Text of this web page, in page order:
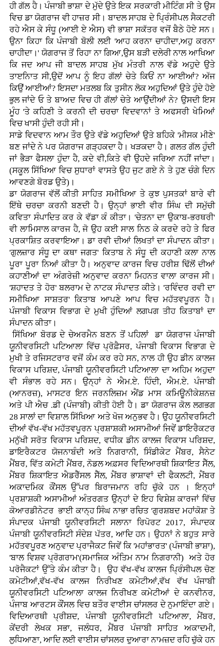
ਹੀ ਗੱਲ ਹੈ। ਪੰਜਾਬੀ ਭਾਸ਼ਾ ਦੇ ਮੁੱਦੇ ਉਤੇ ਇਕ ਸਰਕਾਰੀ ਮੀਟਿੰਗ ਸੀ ਤੇ ਉਸ
ਵਿਚ ਡਾ ਯੋਗਰਾਜ ਵੀ ਹਾਜ਼ਰ ਸੀ। ਬਾਦਲ ਸਾਹਬ ਦੇ ਪ੍ਰਿੰਸੀਪਲ ਸੈਕਟਰੀ
ਰਹੇ ਐਸ ਕੇ ਸੰਧੂ (ਆਈ ਏ ਐਸ) ਵੀ ਭਾਸ਼ਾ ਸਕੱਤਰ ਵਜੋਂ ਬੈਠੇ ਹੋਏ ਸਨ।
ਉਨਾ ਕਿਹਾ ਕਿ ਪੰਜਾਬੀ ਬੋਲੀ ਲਈ 'ਆਹ ਕਰਨਾ ਚਾਹੀਦਾ,ਅਹੁ ਕਰਨਾ
ਚਾਹੀਦਾ।' ਯੋਗਰਾਜ ਤੋਂ ਰਿਹਾ ਨਾ ਗਿਆ,ਉਸ ਬੜੀ ਦਲੇਰੀ ਨਾਲ ਆਖਿਆ
ਕਿ ਜਦ ਆਪ ਜੀ ਬਾਦਲ ਸਾਹਬ ਮੁੱਖ ਮੰਤਰੀ ਨਾਲ ਵੱਡੇ ਅਹੁਦੇ ਉਤੇ
ਤਾੲਨਿਾਤ ਸੀ,ਉਦੋਂ ਆਪ ਨੂੰ ਇਹ ਗੱਲਾਂ ਚੇਤੇ ਕਿਓਂ ਨਾ ਆਈਆਂ? ਅੱਜ
ਕਿਉਂ ਆਈਆਂ? ਇਸਦਾ ਮਤਲਬ ਕਿ ਤੁਸੀਨ ਲੋਕ ਅਹੁਦਿਆਂ ਉਤੇ ਹੁੰਦੇ ਹੋਏ
ਭੁਲ ਜਾਂਦੇ ਓ ਤੇ ਬਾਅਦ ਵਿਚ ਹੀ ਗੱਲਾਂ ਚੇਤੇ ਆਉਂਦੀਆਂ ਨੇ? ਉਸਦੀ ਇਸ
ਮੂੰਹ 'ਤੇ ਕਹਿਣੀ ਤੇ ਕਰਨੀ ਦੀ ਚਰਚਾ ਵਿਦਵਾਨਾਂ ਤੇ ਅਫਸਰੀ ਖੇਮਿਆਂ
ਵਿਚ ਖਾਸੀ ਹੁੰਦੀ ਰਹੀ ਸੀ।
ਸਾਡੇ ਵਿਦਵਾਨ ਆਮ ਤੌਰ ਉਤੇ ਵੱਡੇ ਅਹੁਦਿਆਂ ਉਤੇ ਬਹਿਕੇ 'ਮੀਸਕ ਮੀਣੇ'
ਬਣ ਜਾਂਦੇ ਨੇ ਪਰ ਯੋਗਰਾਜ ਗੜ੍ਹਕਦਾ ਹੈ। ਖੜਕਦਾ ਹੈ। ਗਲਤ ਗੱਲ ਹੁੰਦੀ
ਜਾਂ ਭੈੜਾ ਫੈਸਲਾ ਹੁੰਦਾ ਹੈ, ਕਦੇ ਵੀ,ਕਿਤੇ ਵੀ ਉਹਦੇ ਜਰਿਆ ਨਹੀਂ ਜਾਂਦਾ।
(ਸਕੂਲ ਸਿੱਖਿਆ ਵਿਚ ਸੁਧਾਰਾਂ ਵਾਸਤੇ ਉਹ ਜੁਟ ਗਏ ਨੇ ਤੇ ਹੁਣ ਚੰਗੇ ਦਿਨ
ਆਵਣਗੇ ਬੋਰਡ ਉਤੇ)।
ਡਾ ਯੋਗਰਾਜ ਵੱਲੋਂ ਕੀਤੀ ਸਾਹਿਤ ਸਮੀਖਿਆ ਤੇ ਕੁਝ ਪੁਸਤਕਾਂ ਬਾਰੇ ਵੀ
ਇੱਥੇ ਚਰਚਾ ਕਰਨੀ ਬਣਦੀ ਹੈ। ਉਨ੍ਹਾਂ ਭਾਈ ਵੀਰ ਸਿੰਘ ਦੀ ਸਮੁੱਚੀ
ਕਵਿਤਾ ਸੰਪਾਦਿਤ ਕਰ ਕੇ ਵੱਡਾ ਕੰ ਕੀਤਾ। 'ਚੇਤਨਾ ਦਾ ਉਕਾਬ-ਭਰਥਰੀ'
ਵੀ ਲਾਮਿਸਾਲ ਕਾਰਜ ਹੈ, ਜੋ ਉਹ ਕਈ ਸਾਲ ਨਿਠ ਕੇ ਕਰਦੇ ਰਹੇ ਤੇ ਫਿਰ
ਪ੍ਰਕਾਸ਼ਿਤ ਕਰਵਾਇਆ। ਡਾ ਰਵੀ ਦੀਆਂ ਲਿਖਤਾਂ ਦਾ ਸੰਪਾਦਨ ਕੀਤਾ।
'ਗੁਲਜ਼ਾਰ ਸੰਧੂ ਦਾ ਕਥਾ ਜਗਤ' ਕਿਤਾਬ ਨੇ ਸੰਧੂ ਦੀ ਕਹਾਣੀ ਕਲਾ ਨਾਲ
ਪੂਰਾ ਪੂਰਾ ਨਿਆਂ ਕੀਤਾ ਹੈ। ਅਨੁਵਾਦ ਕਾਰਜ ਵਿਚ ਹਰੀਸ਼ ਢਿੱਲੋਂ ਦੀਆਂ
ਕਹਾਣੀਆਂ ਦਾ ਅੰਗਰੇਜ਼ੀ ਅਨੁਵਾਦ ਕਰਨਾ ਮਿਹਨਤ ਵਾਲਾ ਕਾਰਜ ਸੀ।
'ਸ਼ਹਾਦਤ ਤੇ ਹੋਰ' ਬਲਰਾਮ ਦੇ ਨਾਟਕ ਸੰਪਾਦਤ ਕੀਤੇ। 'ਰਵਿੰਦਰ ਰਵੀ ਦਾ
ਸਮੀਖਿਆ ਸਾਸ਼ਤਰ' ਕਿਤਾਬ ਆਪਣੇ ਆਪ ਵਿਚ ਮਹੱਤਵਪੂਰਨ ਹੈ।
ਪੰਜਾਬੀ ਵਿਕਾਸ ਵਿਭਾਗ ਦੇ ਮੁਖੀ ਹੁੰਦਿਆਂ ਲਗਪਗ ਤੀਹ ਕਿਤਾਬਾਂ ਦਾ
ਸੰਪਾਦਨ ਕੀਤਾ।
ਸਿੱਖਿਆ ਬੋਰਡ ਦੇ ਚੇਅਰਮੈਨ ਬਣਨ ਤੋਂ ਪਹਿਲਾਂ ਡਾ ਯੋਗਰਾਜ ਪੰਜਾਬੀ
ਯੂਨੀਵਰਸਿਟੀ ਪਟਿਆਲਾ ਵਿੱਚ ਪ੍ਰੋਫ਼ੈਸਰ, ਪੰਜਾਬੀ ਵਿਕਾਸ ਵਿਭਾਗ ਦੇ
ਮੁਖੀ ਤੇ ਰਜਿਸਟਰਾਰ ਵਜੋਂ ਕੰਮ ਕਰ ਰਹੇ ਸਨ, ਨਾਲ ਹੀ ਉਹ ਡੀਨ ਕਾਲਜ
ਵਿਕਾਸ ਪਰਿਸ਼ਦ, ਪੰਜਾਬੀ ਯੂਨੀਵਰਸਿਟੀ ਪਟਿਆਲਾ ਦਾ ਅਹਿਮ ਅਹੁਦਾ
ਵੀ ਸੰਭਾਲ ਰਹੇ ਸਨ। ਉਨ੍ਹਾਂ ਨੇ ਐਮ.ਏ. ਹਿੰਦੀ, ਐਮ.ਏ. ਪੰਜਾਬੀ
(ਆਨਰਜ਼), ਮਾਸਟਰ ਇਨ ਜਰਨਲਿਜ਼ਮ ਐਂਡ ਮਾਸ ਕਮਿਊਨੀਕੇਸ਼ਨਜ਼
ਅਤੇ ਪੀ ਐਚ .ਡੀ (ਪੰਜਾਬੀ) ਕੀਤੀ ਹੋਈ ਹੈ। ਡਾ ਯੋਗਰਾਜ ਕੋਲ ਲਗਭਗ
28 ਸਾਲਾਂ ਦਾ ਵਿਸ਼ਾਲ ਸਿੱਖਿਆ ਅਤੇ ਖੋਜ ਅਨੁਭਵ ਹੈ। ਉਹ ਯੂਨੀਵਰਸਿਟੀ
ਦੀਆਂ ਵੱਖ-ਵੱਖ ਮਹੱਤਵਪੂਰਨ ਪ੍ਰਸ਼ਾਸ਼ਕੀ ਅਸਾਮੀਆਂ ਜਿਵੇਂ ਡਾਇਰੈਕਟਰ
ਮਨੁੱਖੀ ਸਰੋਤ ਵਿਕਾਸ ਪਰਿਸ਼ਦ, ਵਧੀਕ ਡੀਨ ਕਾਲਜ ਵਿਕਾਸ ਪਰਿਸ਼ਦ,
ਡਾਇਰੈਕਟਰ ਯੋਜਨਾਬੰਦੀ ਅਤੇ ਨਿਗਰਾਨੀ, ਸਿੰਡੀਕੇਟ ਮੈਂਬਰ, ਸੈਨੇਟ
ਮੈਂਬਰ, ਵਿੱਤ ਕਮੇਟੀ ਮੈਂਬਰ, ਨੋਡਲ ਅਫ਼ਸਰ ਵਿਦਿਆਰਥੀ ਸ਼ਿਕਾਇਤ ਸੈੱਲ,
ਮੈਂਬਰ ਸ਼ਿਕਾਇਤ ਐਡਰੈੱਸਲ ਸੈੱਲ, ਮੈਂਬਰ ਭਾਸ਼ਾਵਾਂ ਦੀ ਫੈਕਲਟੀ, ਮੈਂਬਰ
ਅਕਾਦਮਿਕ ਕੌਂਸਲ ਉੱਪਰ ਬਿਰਾਜਮਾਨ ਰਹਿ ਚੁੱਕੇ ਹਨ । ਇਨ੍ਹਾਂ
ਪ੍ਰਸ਼ਾਸ਼ਕੀ ਅਸਾਮੀਆਂ ਅੰਤਰਗਤ ਉਨ੍ਹਾਂ ਦੇ ਇਹ ਵਿਸ਼ੇਸ਼ ਕਾਰਜਾਂ ਵਿੱਚ
ਕੋਆਰਡੀਨੇਟਰ ਭਾਈ ਕਾਨ੍ਹ ਸਿੰਘ ਨਾਭਾ ਰਚਿਤ 'ਗੁਰਸ਼ਬਦ ਮਹਾਂਕੋਸ਼' ਤੇ
ਸੰਪਾਦਕ ਪੰਜਾਬੀ ਯੂਨੀਵਰਸਿਟੀ ਸਲਾਨਾ ਰਿਪੋਰਟ 2017, ਸੰਪਾਦਕ
ਪੰਜਾਬੀ ਯੂਨੀਵਰਸਿਟੀ ਸੰਦੇਸ਼ ਪੱਤਰ, ਆਦਿ ਹਨ। ਉਹਨਾਂ ਨੇ ਬਹੁਤ ਸਾਰੇ
ਮਹੱਤਵਪੂਰਣ ਅਨੁਵਾਦ ਪ੍ਰਾਜੈਕਟ ਜਿਵੇਂ ਕਿ 'ਮਹਾਂਭਾਰਤ' (ਪੰਜਾਬੀ ਭਾਸ਼ਾ),
'ਬਾਲ ਵਿਸ਼ਵ ਪ੍ਰੋਗਰਾਮ'(ਸਮਾਜਿਕ ਅੰਤਿਮ ਨਾਮ ਨਿਗਰਾਨੀ) ਅਤੇ ਹੋਰ
ਪਰੋਜੈਕਟਾਂ ਉੱਤੇ ਕੰਮ ਕੀਤਾ ਹੈ। ਉਹ ਵੱਖ-ਵੱਖ ਕਾਲਜ ਪ੍ਰਿੰਸੀਪਲ ਚੋਣ
ਕਮੇਟੀਆਂ,ਵੱਖ-ਵੱਖ ਕਾਲਜ ਨਿਰੀਖਣ ਕਮੇਟੀਆਂ,ਵੱਖ ਵੱਖ ਪੰਜਾਬੀ
ਯੂਨੀਵਰਸਿਟੀ ਪਟਿਆਲਾ ਕਾਲਜ ਨਿਰੀਖਣ ਕਮੇਟੀਆਂ ਦੇ ਕਨਵੀਨਰ,
ਪੰਜਾਬ ਆਰਟਸ ਕੌਂਸਲ ਵਿਚ ਬਤੌਰ ਵਾਈਸ ਚਾਂਸਲਰ ਦੇ ਨੁਮਾਇੰਦਾ ਗਏ।
ਵਿਦਿਆਰਥੀ ਪ੍ਰੀਸ਼ਦ, ਪੰਜਾਬੀ ਯੂਨੀਵਰਸਿਟੀ ਪਟਿਆਲਾ, ਮੈਂਬਰ,
ਕੇਂਦਰੀ ਲੇਖਕ ਸਭਾ, ਜਲੰਧਰ, ਮੈਂਬਰ ਪੰਜਾਬੀ ਸਾਹਿਤ ਅਕਾਦਮੀ,
ਲੁਧਿਆਣਾ, ਆਦਿ ਲਈ ਵਾਈਸ ਚਾਂਸਲਰ ਦੁਆਰਾ ਨਾਮਜ਼ਦ ਰਹਿ ਚੁੱਕੇ ਹਨ